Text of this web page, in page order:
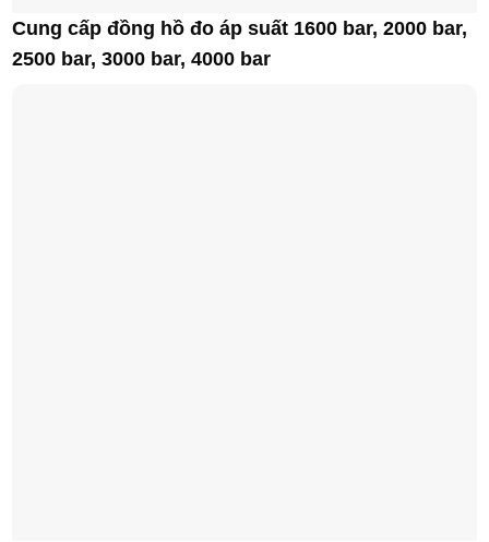
Cung cấp đồng hồ đo áp suất 1600 bar, 2000 bar,
2500 bar, 3000 bar, 4000 bar